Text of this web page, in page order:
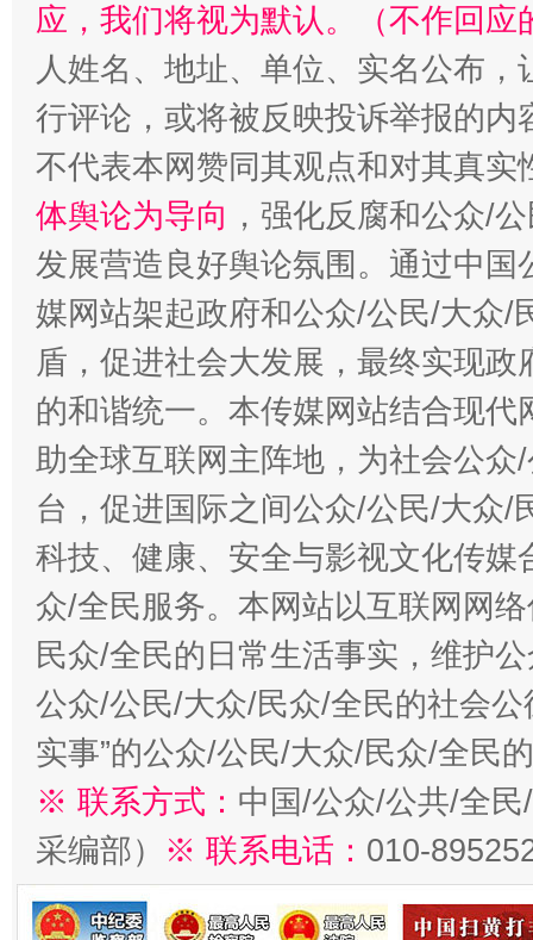
“蜀中异人”王建安的艺术幻境
应，我们将视为默认。（不作回应
人姓名、地址、单位、实名公布
行评论，或将被反映投诉举报的
不代表本网赞同其观点和对其真实
体舆论为导向 ，强化反腐和公众/
发展营造良好舆论氛围。通过中
媒网站架起政府和公众/公民/大众/
盾，促进社会大发展，最终实现
的和谐统一。本传媒网站结合现
助全球互联网主阵地，为社会公
台，促进国际之间公众/公民/大众/
科技、健康、安全与影视文化传
众/全民服务。本网站以互联网网
民众/全民的日常生活事实，维护
公众/公民/大众/民众/全民的社会公
实事”的公众/公民/大众/民众/全民
※ 联系方式： 中国/公众/公共/全
采编部） ※ 联系电话： 010-